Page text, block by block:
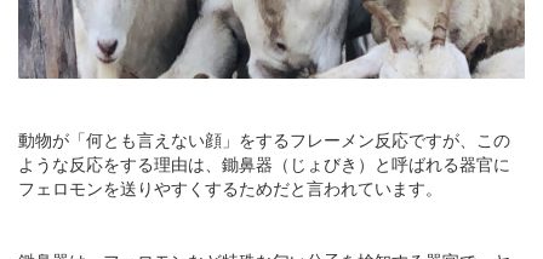
動物が「何とも言えない顔」をするフレーメン反応ですが、この
ような反応をする理由は、鋤鼻器（じょびき）と呼ばれる器官に
フェロモンを送りやすくするためだと言われています。